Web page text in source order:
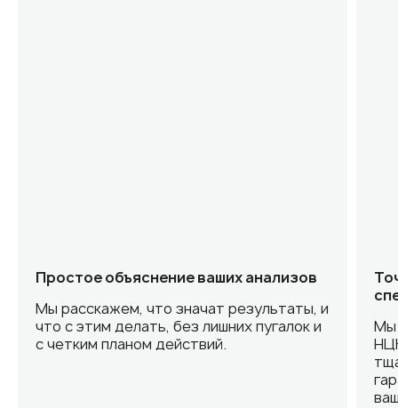
Простое объяснение ваших анализов
Мы расскажем, что значат результаты, и
что с этим делать, без лишних пугалок и
с четким планом действий.
Мы